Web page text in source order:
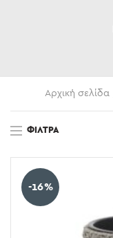
Αρχική σελίδα
ΦΊΛΤΡΑ
-16%